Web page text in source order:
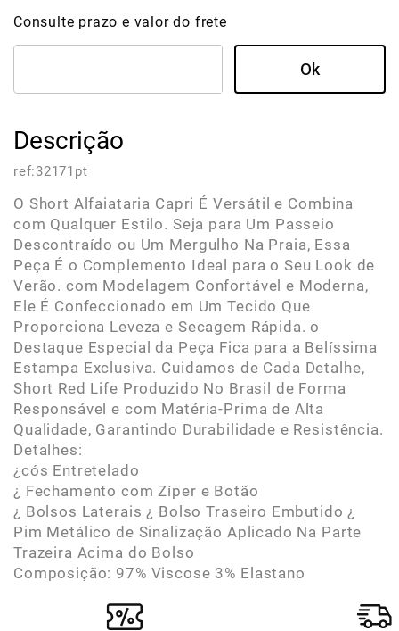
Consulte prazo e valor do frete
Descrição
ref:32171pt
O Short Alfaiataria Capri É Versátil e Combina
com Qualquer Estilo. Seja para Um Passeio
Descontraído ou Um Mergulho Na Praia, Essa
Peça É o Complemento Ideal para o Seu Look de
Verão. com Modelagem Confortável e Moderna,
Ele É Confeccionado em Um Tecido Que
Proporciona Leveza e Secagem Rápida. o
Destaque Especial da Peça Fica para a Belíssima
Estampa Exclusiva. Cuidamos de Cada Detalhe,
Short Red Life Produzido No Brasil de Forma
Responsável e com Matéria-Prima de Alta
Qualidade, Garantindo Durabilidade e Resistência.
Detalhes:
¿cós Entretelado
¿ Fechamento com Zíper e Botão
¿ Bolsos Laterais ¿ Bolso Traseiro Embutido ¿
Pim Metálico de Sinalização Aplicado Na Parte
Trazeira Acima do Bolso
Composição: 97% Viscose 3% Elastano